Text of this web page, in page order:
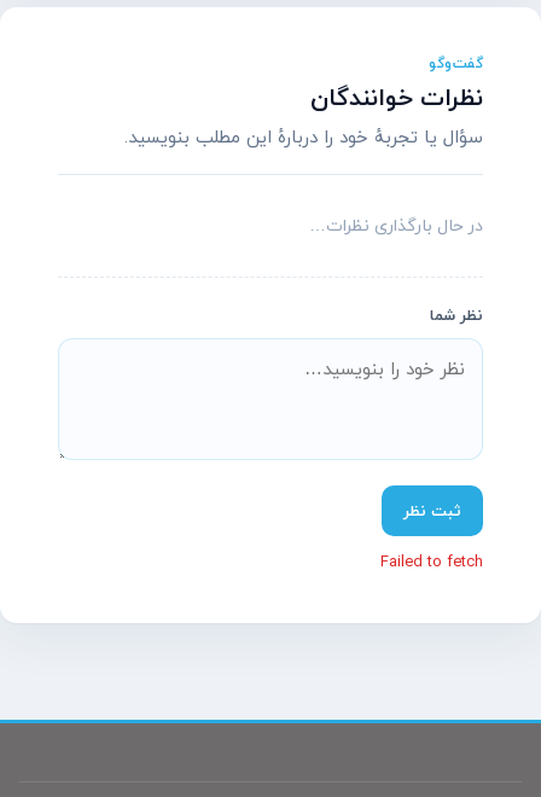
گفت‌وگو
نظرات خوانندگان
سؤال یا تجربهٔ خود را دربارهٔ این مطلب بنویسید.
در حال بارگذاری نظرات…
نظر شما
ثبت نظر
Failed to fetch
معمولاً در چند دقیقه پاسخ می‌دهیم